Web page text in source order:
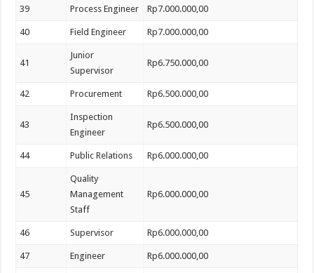
39 Process Engineer Rp7.000.000,00
40 Field Engineer Rp7.000.000,00
41
Junior
Supervisor
Rp6.750.000,00
42 Procurement Rp6.500.000,00
43
Inspection
Engineer
Rp6.500.000,00
44 Public Relations Rp6.000.000,00
45
Quality
Management
Staff
Rp6.000.000,00
46 Supervisor Rp6.000.000,00
47 Engineer Rp6.000.000,00